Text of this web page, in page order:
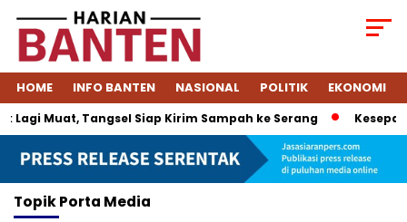
HOME INFO BANTEN NASIONAL POLITIK EKONOMI
Muat, Tangsel Siap Kirim Sampah ke Serang
TopikPorta Media